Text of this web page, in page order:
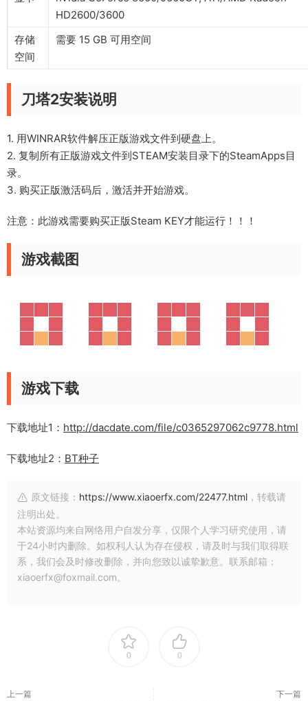
HD2600/3600
存储
空间
需要 15 GB 可用空间
刀塔2安装说明
1. 用WINRAR软件解压正版游戏文件到硬盘上。
2. 复制所有正版游戏文件到STEAM安装目录下的SteamApps目
录。
3. 购买正版激活码后，激活并开始游戏。
注意：此游戏需要购买正版Steam KEY才能运行！！！
游戏截图
游戏下载
下载地址1： http://dacdate.com/file/c0365297062c9778.html
下载地址2： BT种子
原文链接： https://www.xiaoerfx.com/22477.html ，转载请
注明出处。
本站资源均来自网络用户自发分享，仅限个人学习研究使用，请
于24小时内删除。如权利人认为存在侵权，请及时与我们取得联
系，我们会及时修改删除，并向您致以诚挚歉意。联系邮箱：
xiaoerfx@foxmail.com。
0 0
上一篇 下一篇